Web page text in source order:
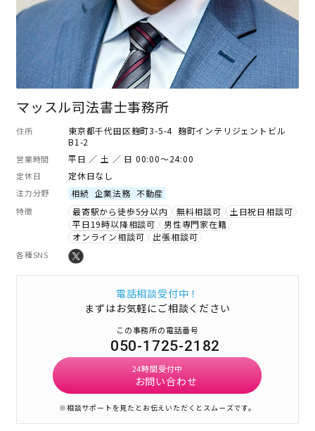
マッスル司法書士事務所
住所
東京都千代田区麹町3-5-4 麹町インテリジェントビル
B1-2
営業時間 平日 ／ 土 ／ 日 00:00～24:00
定休日 定休日なし
注力分野 相続 企業法務 不動産
特徴 最寄駅から徒歩5分以内 無料相談可
土日祝日相談可
平日19時以降相談可
男性専門家在籍
オンライン相談可
出張相談可
各種SNS
電話相談受付中！
まずはお気軽にご相談ください
この事務所の電話番号
050-1725-2182
24時間受付中
お問い合わせ
※相談サポートを見たとお伝えいただくとスムーズです。